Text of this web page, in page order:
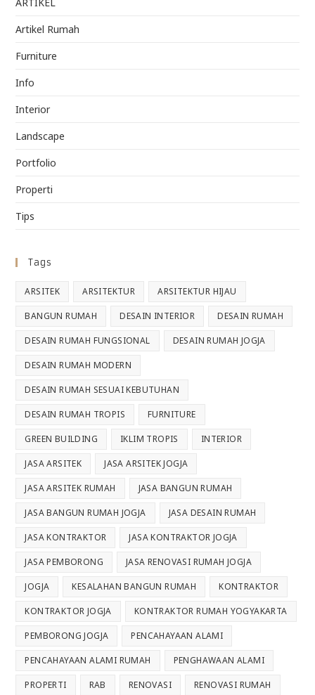
Artikel Rumah
Furniture
Info
Interior
Landscape
Portfolio
Properti
Tips
Tags
ARSITEK ARSITEKTUR ARSITEKTUR HIJAU
BANGUN RUMAH DESAIN INTERIOR DESAIN RUMAH
DESAIN RUMAH FUNGSIONAL DESAIN RUMAH JOGJA
DESAIN RUMAH MODERN
DESAIN RUMAH SESUAI KEBUTUHAN
DESAIN RUMAH TROPIS FURNITURE
GREEN BUILDING IKLIM TROPIS INTERIOR
JASA ARSITEK JASA ARSITEK JOGJA
JASA ARSITEK RUMAH JASA BANGUN RUMAH
JASA BANGUN RUMAH JOGJA JASA DESAIN RUMAH
JASA KONTRAKTOR JASA KONTRAKTOR JOGJA
JASA PEMBORONG JASA RENOVASI RUMAH JOGJA
JOGJA KESALAHAN BANGUN RUMAH KONTRAKTOR
KONTRAKTOR JOGJA KONTRAKTOR RUMAH YOGYAKARTA
PEMBORONG JOGJA PENCAHAYAAN ALAMI
PENCAHAYAAN ALAMI RUMAH PENGHAWAAN ALAMI
PROPERTI RAB RENOVASI RENOVASI RUMAH